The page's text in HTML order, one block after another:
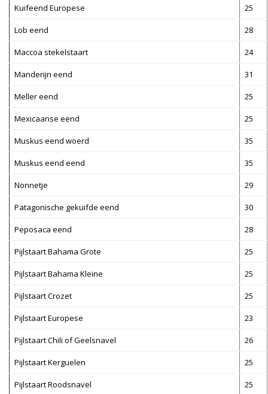
Kuifeend Europese 25
Lob eend 28
Maccoa stekelstaart 24
Manderijn eend 31
Meller eend 25
Mexicaanse eend 25
Muskus eend woerd 35
Muskus eend eend 35
Nonnetje 29
Patagonische gekuifde eend 30
Peposaca eend 28
Pijlstaart Bahama Grote 25
Pijlstaart Bahama Kleine 25
Pijlstaart Crozet 25
Pijlstaart Europese 23
Pijlstaart Chili of Geelsnavel 26
Pijlstaart Kerguelen 25
Pijlstaart Roodsnavel 25